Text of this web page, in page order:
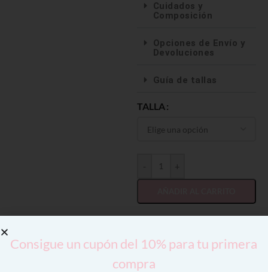
Cuidados y
Composición
Opciones de Envío y
Devoluciones
Guía de tallas
TALLA
+
Consigue un cupón del 10% para tu primera
compra